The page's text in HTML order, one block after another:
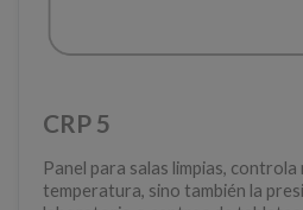
CRP 5​
Panel para salas limpias, controla
temperatura, sino también la